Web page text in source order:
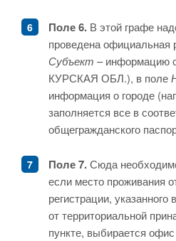
Поле 6. В этой графе
проведена официальная
Субъект – информацию
КУРСКАЯ ОБЛ.), в поле
информация о городе
заполняется все в
общегражданского
Поле 7.Сюда
если место проживания
регистрации,
от территориальной
пункте, выбирается